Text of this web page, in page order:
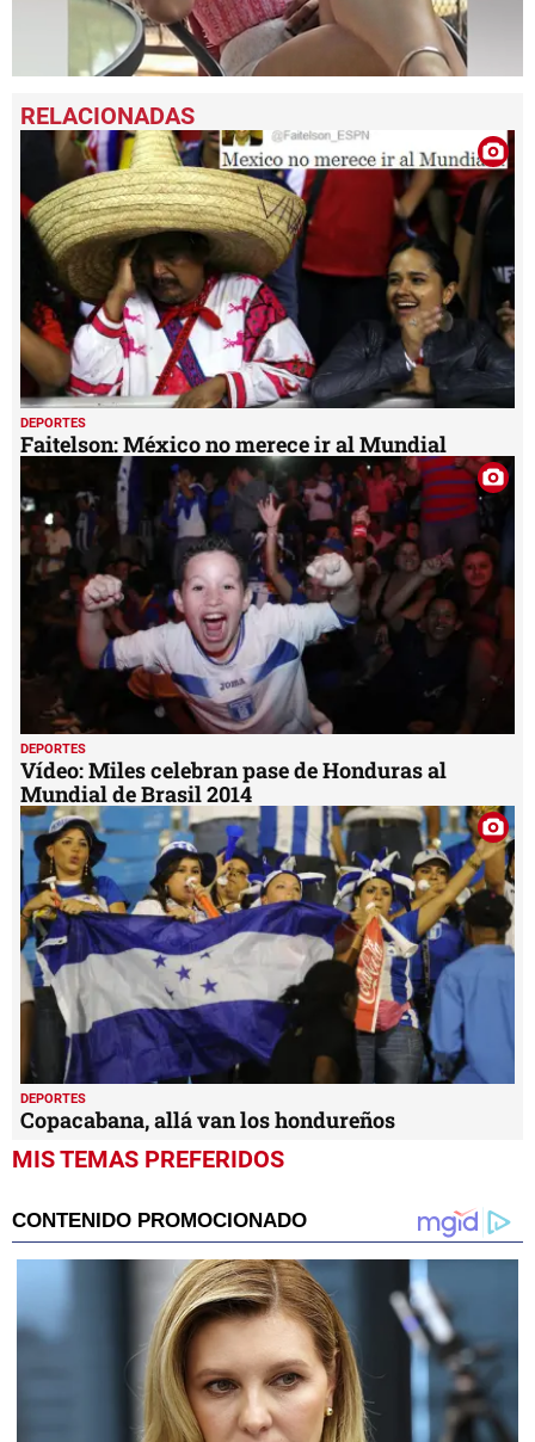
seconds
of
minute,
seconds
DEPORTES
Faitelson: México no merece ir al Mundial
DEPORTES
Vídeo: Miles celebran pase de Honduras al
Mundial de Brasil 2014
DEPORTES
Copacabana, allá van los hondureños
MIS TEMAS PREFERIDOS